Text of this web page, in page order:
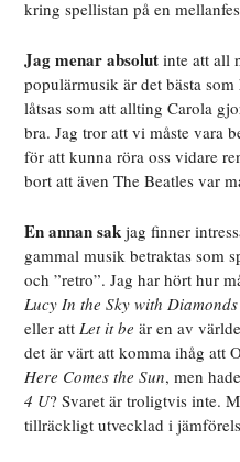
kring spellistan på en
Jag menar absolut inte att all
populärmusik är det bästa
låtsas som att allting Carola
bra. Jag tror att vi måste vara
för att kunna röra oss vidare
bort att även The Beatles var
En annan sak jag finner
gammal musik betraktas som
och ”retro”. Jag har hört hur
Lucy In the Sky with Diamonds
eller attLet it beär en av
det är värt att komma ihåg att
Here Comes the Sun, men
4 U? Svaret är troligtvis inte.
tillräckligt utvecklad i